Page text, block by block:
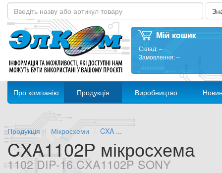
Склад:–
Замовлення:–
Про компанію Продукція Виробництво
Продукція Мікросхеми CXA ...
CXA1102P мікросхема
1102 DIP-16 CXA1102P SONY